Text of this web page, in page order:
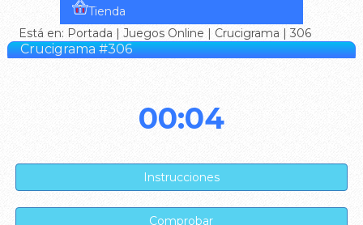
Tienda
Está en: Portada | Juegos Online | Crucigrama | 306
Crucigrama #306
00:04